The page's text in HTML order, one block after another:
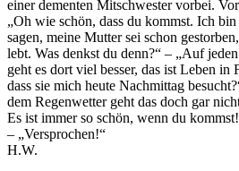
einer dementen Mitschwester vorbei.
„Oh wie schön, dass du kommst. Ich
sagen, meine Mutter sei schon
lebt. Was denkst du denn?“ – „Auf
geht es dort viel besser, das ist Leben in
dass sie mich heute Nachmittag
dem Regenwetter geht das doch gar
Es ist immer so schön, wenn du
– „Versprochen!“
H.W.